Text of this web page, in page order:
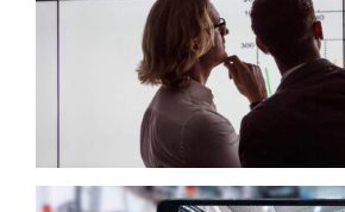
Inteligência de